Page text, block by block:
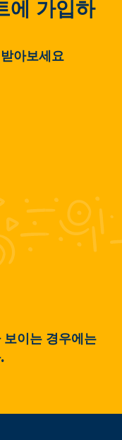
에 가입하
아보세요
보이는 경우에는